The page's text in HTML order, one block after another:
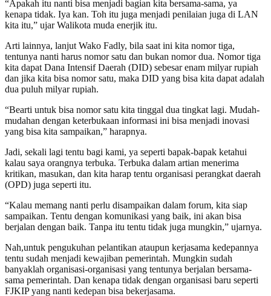
“Apakah itu nanti bisa menjadi bagian kita bersama-sama, ya
kenapa tidak. Iya kan. Toh itu juga menjadi penilaian juga di LAN
kita itu,” ujar Walikota muda enerjik itu.
Arti lainnya, lanjut Wako Fadly, bila saat ini kita nomor tiga,
tentunya nanti harus nomor satu dan bukan nomor dua. Nomor tiga
kita dapat Dana Intensif Daerah (DID) sebesar enam milyar rupiah
dan jika kita bisa nomor satu, maka DID yang bisa kita dapat adalah
dua puluh milyar rupiah.
“Bearti untuk bisa nomor satu kita tinggal dua tingkat lagi. Mudah-
mudahan dengan keterbukaan informasi ini bisa menjadi inovasi
yang bisa kita sampaikan,” harapnya.
Jadi, sekali lagi tentu bagi kami, ya seperti bapak-bapak ketahui
kalau saya orangnya terbuka. Terbuka dalam artian menerima
kritikan, masukan, dan kita harap tentu organisasi perangkat daerah
(OPD) juga seperti itu.
“Kalau memang nanti perlu disampaikan dalam forum, kita siap
sampaikan. Tentu dengan komunikasi yang baik, ini akan bisa
berjalan dengan baik. Tanpa itu tentu tidak juga mungkin,” ujarnya.
Nah,untuk pengukuhan pelantikan ataupun kerjasama kedepannya
tentu sudah menjadi kewajiban pemerintah. Mungkin sudah
banyaklah organisasi-organisasi yang tentunya berjalan bersama-
sama pemerintah. Dan kenapa tidak dengan organisasi baru seperti
FJKIP yang nanti kedepan bisa bekerjasama.